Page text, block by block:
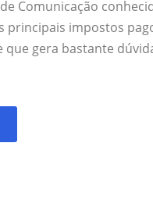
Comunicação
principais impostos
que gera bastante